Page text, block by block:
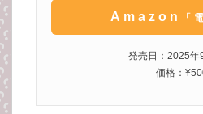
Amazon 「
発売日：2025年
価格：